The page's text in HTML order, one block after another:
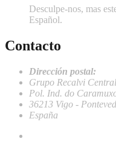
Desculpe-nos, mas
Español.
Contacto
Dirección postal:
Grupo Recalvi Central
Pol. Ind. do
36213 Vigo -
España